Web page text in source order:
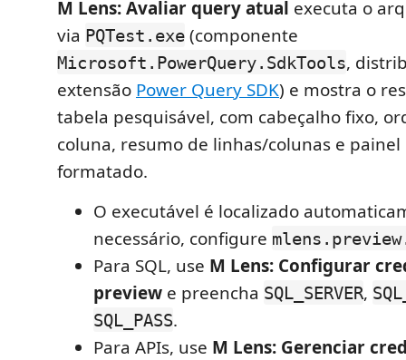
M Lens: Avaliar query atual executa o
via PQTest.exe (componente
Microsoft.PowerQuery.SdkTools,
extensão Power Query SDK) e mostra o
tabela pesquisável, com cabeçalho fixo,
coluna, resumo de linhas/colunas e
formatado.
O executável é localizado
necessário, configure
Para SQL, use M Lens: Configurar
preview e preencha SQL_SERVER,
SQL_PASS.
Para APIs, use M Lens: Gerenciar